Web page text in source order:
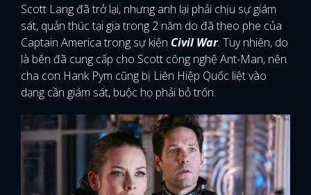
Scott Lang đã trở lại, nhưng anh lại phải chịu sự giám
sát, quản thúc tại gia trong 2 năm do đã theo phe của
Captain America trong sự kiện Civil War. Tuy nhiên, do
là bên đã cung cấp cho Scott công nghệ Ant-Man, nên
cha con Hank Pym cũng bị Liên Hiệp Quốc liệt vào
dạng cần giám sát, buộc họ phải bỏ trốn.